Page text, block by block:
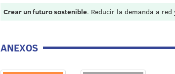
Crear un futuro sostenible. Reducir la demanda a
ANEXOS